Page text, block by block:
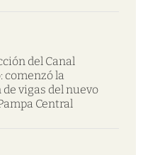
del Canal
comenzó la
vigas del nuevo
Central